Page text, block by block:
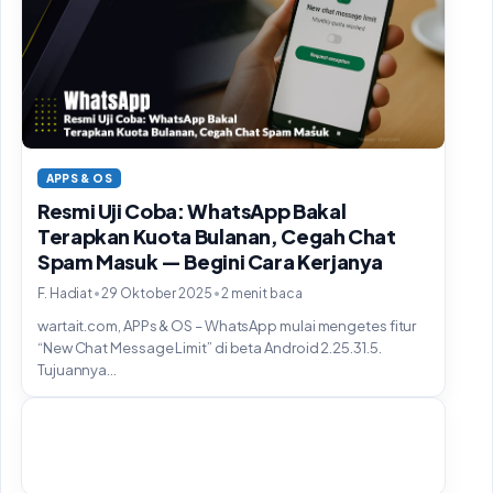
APPS & OS
Resmi Uji Coba: WhatsApp Bakal
Terapkan Kuota Bulanan, Cegah Chat
Spam Masuk — Begini Cara Kerjanya
F. Hadiat•29 Oktober 2025 •2 menit baca
wartait.com, APPs & OS – WhatsApp mulai mengetes fitur
“New Chat Message Limit” di beta Android 2.25.31.5.
Tujuannya...